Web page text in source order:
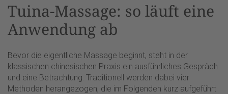
Tuina-Massage: so läuft eine
Anwendung ab
Bevor die eigentliche Massage beginnt, steht in der
klassischen chinesischen Praxis ein ausführliches Gespräch
und eine Betrachtung. Traditionell werden dabei vier
Methoden herangezogen, die im Folgenden kurz aufgeführt